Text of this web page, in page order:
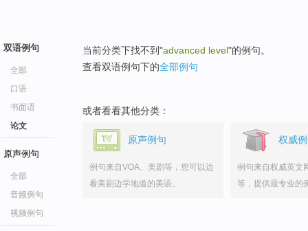
双语例句
全部
口语
书面语
论文
原声例句
全部
音频例句
视频例句
当前分类下找不到"advanced level"的例句。
查看双语例句下的全部例句
或者看看其他分类：
原声例句
例句来自VOA、美剧等，您可以边
看美剧边学地道的美语。
权威
例句来自权威英文
等，提供最专业的